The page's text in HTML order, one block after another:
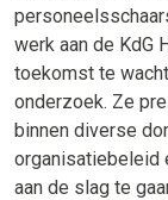
werk aan de KdG
toekomst te
onderzoek. Ze
binnen diverse
organisatiebeleid
aan de slag te